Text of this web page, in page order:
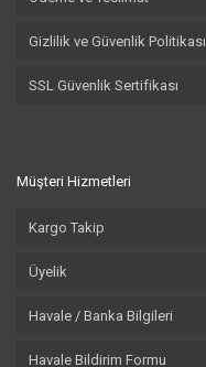
Gizlilik ve Güvenlik Politikası
SSL Güvenlik Sertifikası
Müşteri Hizmetleri
Kargo Takip
Üyelik
Havale / Banka Bilgileri
Havale Bildirim Formu